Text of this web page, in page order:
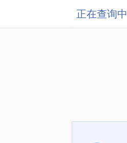
正在查询中